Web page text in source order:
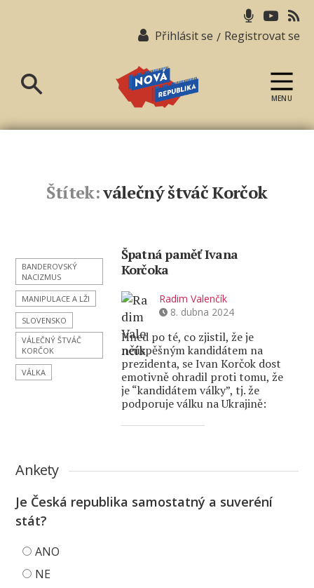
Přihlásit se / Registrovat se
republika
MENU
Štítek:válečný štváč Korčok
BANDEROVSKÝ
NACIZMUS
MANIPULACE A LŽI
SLOVENSKO
VÁLEČNÝ ŠTVÁČ
KORČOK
VÁLKA
Špatná paměť Ivana
Korčoka
Radim Valenčík
8. dubna 2024
Hned po té, co zjistil, že je
neúspěšným kandidátem na
prezidenta, se Ivan Korčok dost
emotivně ohradil proti tomu, že
je “kandidátem války”, tj. že
podporuje válku na Ukrajině:
Ankety
Je Česká republika samostatný a suveréní
stát?
ANO
NE